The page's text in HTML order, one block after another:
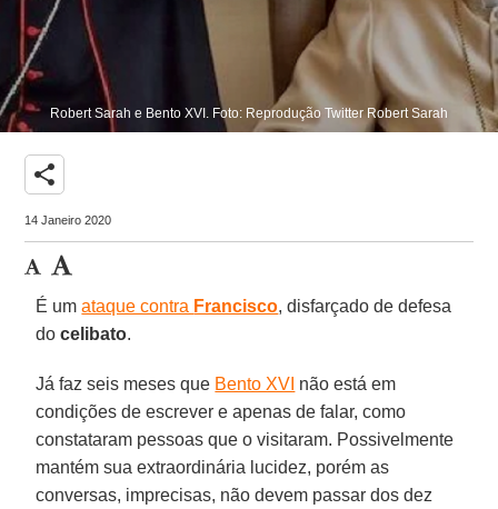
Robert Sarah e Bento XVI. Foto: Reprodução Twitter Robert Sarah
share
14 Janeiro 2020
É umataque contra Francisco, disfarçado de defesa
docelibato.
Já faz seis meses que Bento XVI não está em
condições de escrever e apenas de falar, como
constataram pessoas que o visitaram. Possivelmente
mantém sua extraordinária lucidez, porém as
conversas, imprecisas, não devem passar dos dez